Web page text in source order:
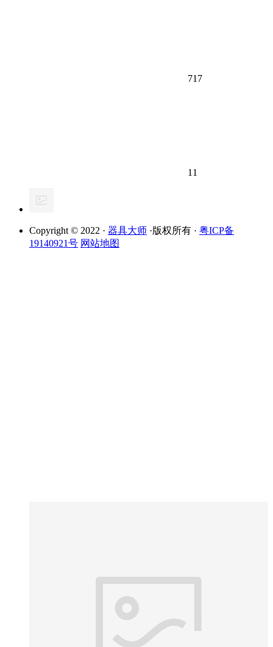
717
11
Copyright © 2022 · 器具大师 ·版权所有 · 粤ICP备
19140921号 网站地图